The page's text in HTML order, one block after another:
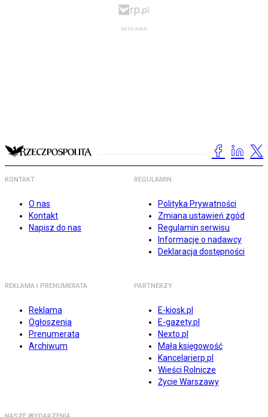
KONTAKT
O nas
Kontakt
Napisz do nas
REGULAMIN
Polityka Prywatności
Zmiana ustawień zgód
Regulamin serwisu
Informacje o nadawcy
Deklaracja dostępności
REKLAMA I PRENUMERATA
Reklama
Ogłoszenia
Prenumerata
Archiwum
PARTNERZY
E-kiosk.pl
E-gazety.pl
Nexto.pl
Mała księgowość
Kancelarierp.pl
Wieści Rolnicze
Życie Warszawy